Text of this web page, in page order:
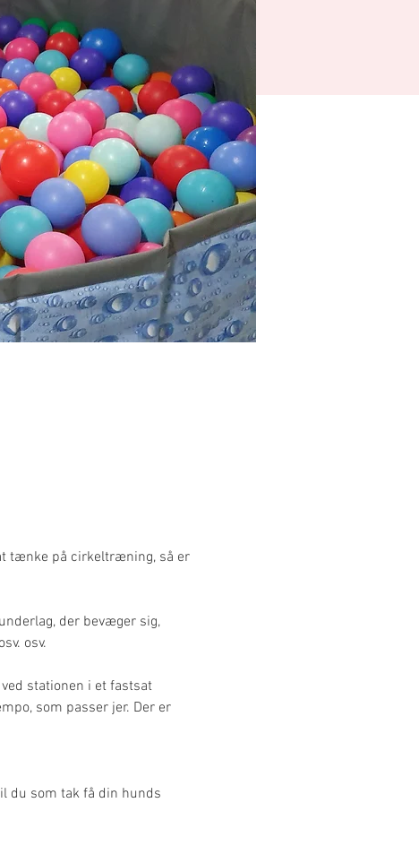
tænke på cirkeltræning, så er
der bevæger sig,
osv.
stationen i et fastsat
som passer jer. Der er
du som tak få din hunds